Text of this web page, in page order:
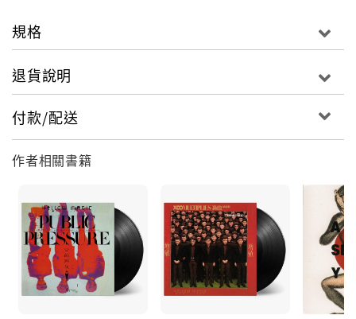
規格
退貨說明
付款/配送
作者相關書籍